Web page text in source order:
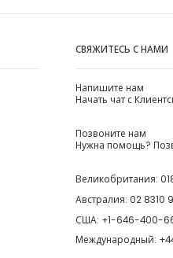
СВЯЖИТЕСЬ С НАМИ
Напишите нам
Начать чат с
Позвоните нам
Нужна помощь?
Великобритания:
Австралия: 02 8310
США: +1-646-400-
Международный: